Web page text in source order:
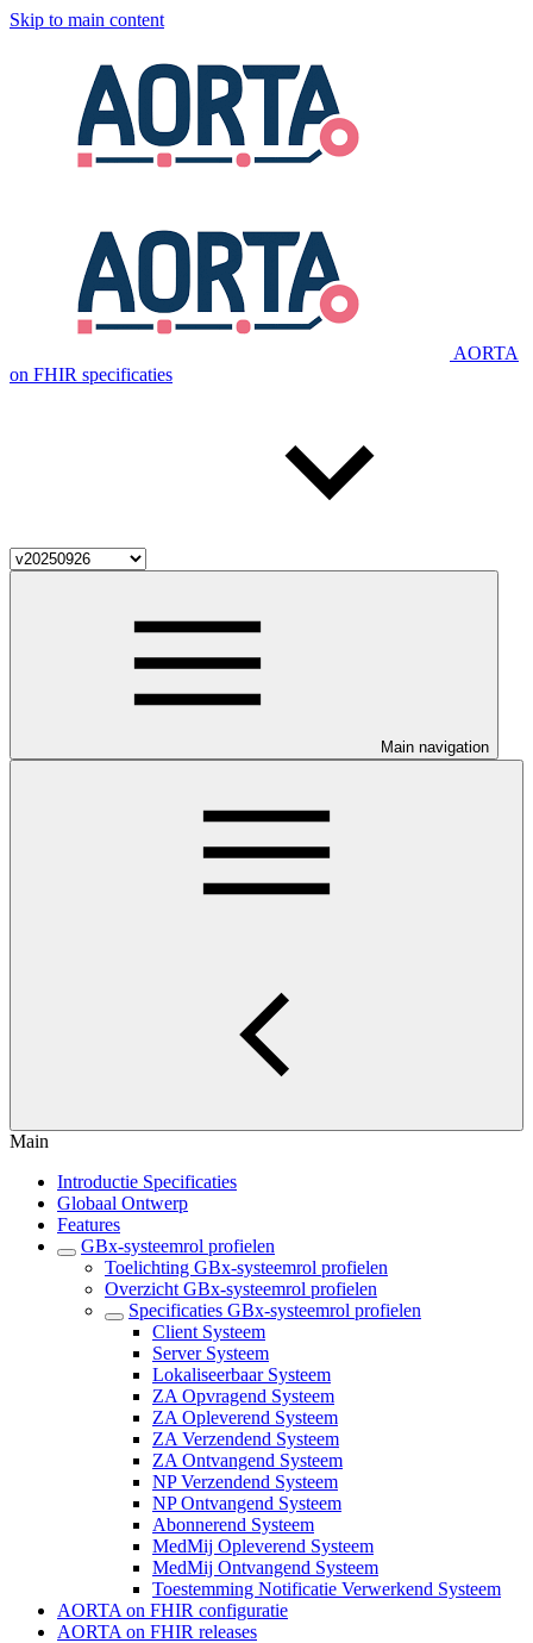
Skip to main content
AORTA
on FHIR specificaties
Main navigation
Main
Introductie Specificaties
Globaal Ontwerp
Features
GBx-systeemrol profielen
Toelichting GBx-systeemrol profielen
Overzicht GBx-systeemrol profielen
Specificaties GBx-systeemrol profielen
Client Systeem
Server Systeem
Lokaliseerbaar Systeem
ZA Opvragend Systeem
ZA Opleverend Systeem
ZA Verzendend Systeem
ZA Ontvangend Systeem
NP Verzendend Systeem
NP Ontvangend Systeem
Abonnerend Systeem
MedMij Opleverend Systeem
MedMij Ontvangend Systeem
Toestemming Notificatie Verwerkend Systeem
AORTA on FHIR configuratie
AORTA on FHIR releases